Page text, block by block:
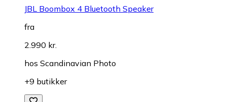
JBL Boombox 4 Bluetooth Speaker
fra
2.990 kr.
hos Scandinavian Photo
+9 butikker